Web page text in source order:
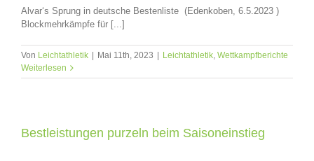
Alvar‘s Sprung in deutsche Bestenliste (Edenkoben, 6.5.2023 )
Blockmehrkämpfe für [...]
Von Leichtathletik Mai 11th, 2023 Leichtathletik, Wettkampfberichte
Weiterlesen
Bestleistungen purzeln beim Saisoneinstieg